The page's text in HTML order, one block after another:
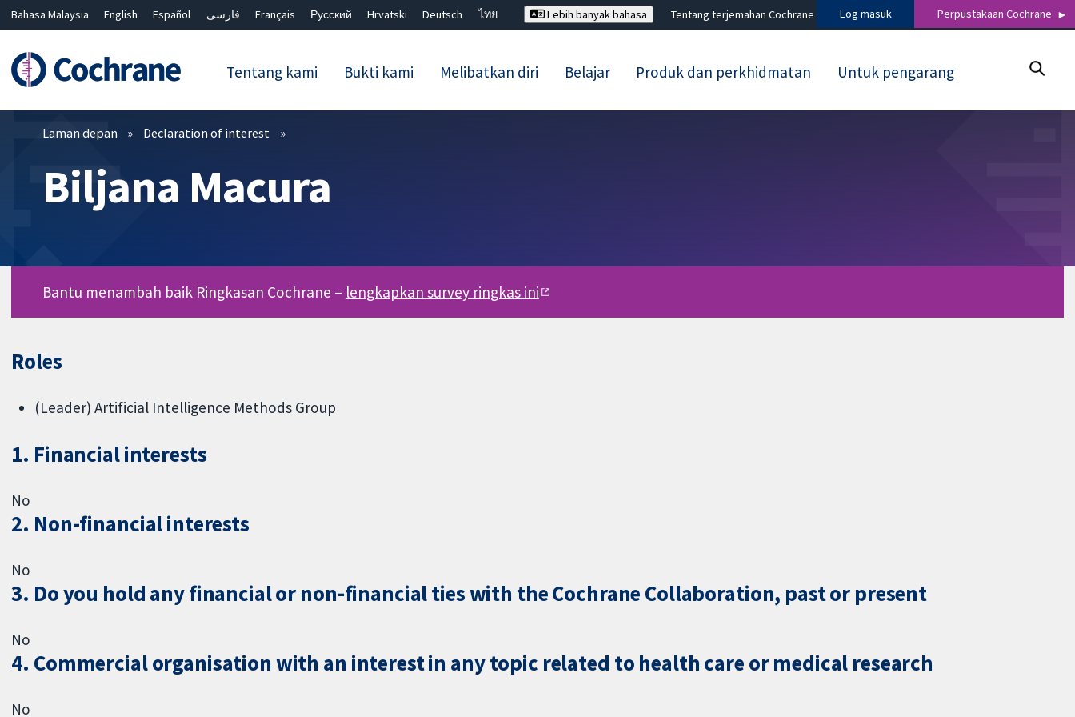
Bahasa Malaysia English Español فارسی Français Русский Hrvatski Deutsch
ไทย
Lebih banyak bahasa Tentang terjemahan Cochrane Log masuk Perpustakaan Cochrane
Tentang kami Bukti kami Melibatkan diri Belajar Produk dan perkhidmatan Untuk pengarang
Penapis
Laman depan Declaration of interest
Biljana Macura
Bantu menambah baik Ringkasan Cochrane – lengkapkan survey ringkas ini
Roles
(Leader) Artificial Intelligence Methods Group
1. Financial interests
No
2. Non-financial interests
No
3. Do you hold any financial or non-financial ties with the Cochrane Collaboration, past or present
No
4. Commercial organisation with an interest in any topic related to health care or medical research
No